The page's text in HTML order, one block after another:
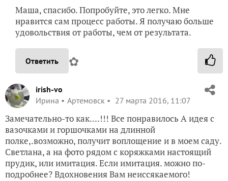
Маша, спасибо. Попробуйте, это легко. Мне
нравится сам процесс работы. Я получаю больше
удовольствия от работы, чем от результата.
Ответить ✿
irish-vo
Ирина
Артемовск 27 марта 2016, 11:07
Замечательно-то как....!!! Все понравилось А идея с
вазочками и горшочками на длинной
полке,.возможно, получит воплощение и в моем саду.
Светлана, а на фото рядом с коряжками настоящий
прудик, или имитация. Если имитация. можно по-
подробнее? Вдохновения Вам неиссякаемого!